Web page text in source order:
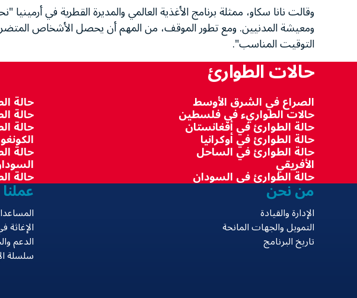
وقالت نانا سكاو، ممثلة برنامج الأغذية العالمي والمديرة القطرية في
ومعيشة المدنيين. ومع تطور الموقف، من المهم أن يحصل الأشخاص
التوقيت المناسب".
حالات الطوارئ
الصراع في الشرق الأوسط
حالات الطواريء في فلسطين
حالة الطوارئ في أفغانستان
حالة الطوارئ في أوكرانيا
حالة الطوارئ في الساحل
الأفريقي
حالة الطوارئ في السودان
حالة
حالة
حالة
حالة
حالة من نحن
الإدارة والقيادة
التمويل والجهات المانحة
تاريخ البرنامج
عملنا
الدعم
سلسلة